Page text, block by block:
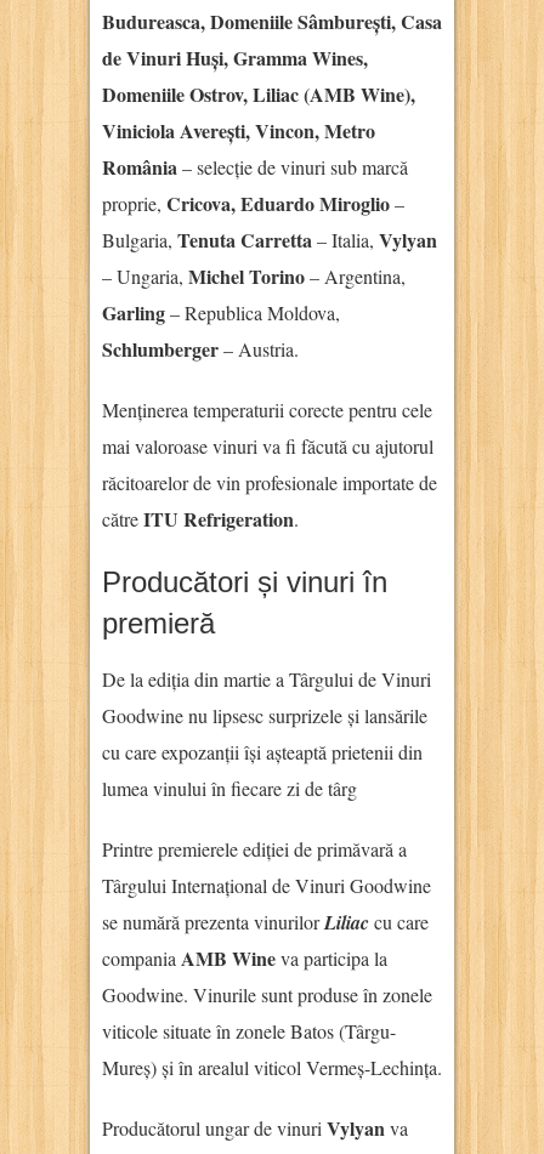
Budureasca, Domeniile Sâmburești, Casa
de Vinuri Huși, Gramma Wines,
Domeniile Ostrov, Liliac (AMB Wine),
Viniciola Averești, Vincon, Metro
România– selecție de vinuri sub marcă
proprie, Cricova, Eduardo Miroglio–
Bulgaria, Tenuta Carretta– Italia, Vylyan
– Ungaria, Michel Torino– Argentina,
Garling– Republica Moldova,
Schlumberger– Austria.
Menținerea temperaturii corecte pentru cele
mai valoroase vinuri va fi făcută cu ajutorul
răcitoarelor de vin profesionale importate de
cătreITU Refrigeration.
Producători și vinuri în
premieră
De la ediția din martie a Târgului de Vinuri
Goodwine nu lipsesc surprizele și lansările
cu care expozanții își așteaptă prietenii din
lumea vinului în fiecare zi de târg
Printre premierele ediției de primăvară a
Târgului Internațional de Vinuri Goodwine
se numără prezenta vinurilorLiliaccu care
compania AMB Wineva participa la
Goodwine. Vinurile sunt produse în zonele
viticole situate în zonele Batos (Târgu-
Mureș) și în arealul viticol Vermeș-Lechința.
Producătorul ungar de vinuri Vylyanva